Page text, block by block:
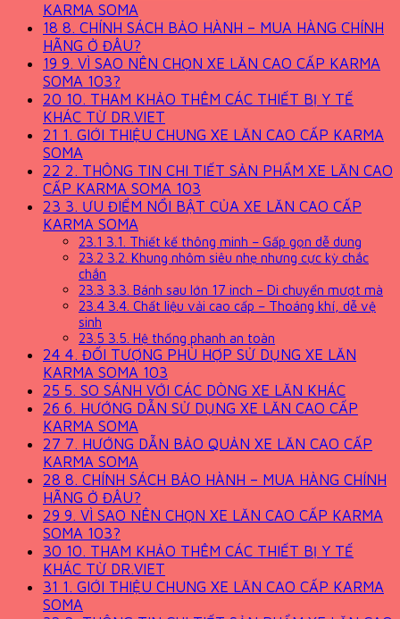
KARMA SOMA
18 8. CHÍNH SÁCH BẢO HÀNH – MUA HÀNG CHÍNH
HÃNG Ở ĐÂU?
19 9. VÌ SAO NÊN CHỌN XE LĂN CAO CẤP KARMA
SOMA 103?
20 10. THAM KHẢO THÊM CÁC THIẾT BỊ Y TẾ
KHÁC TỪ DR.VIET
21 1. GIỚI THIỆU CHUNG XE LĂN CAO CẤP KARMA
SOMA
22 2. THÔNG TIN CHI TIẾT SẢN PHẨM XE LĂN CAO
CẤP KARMA SOMA 103
23 3. ƯU ĐIỂM NỔI BẬT CỦA XE LĂN CAO CẤP
KARMA SOMA
23.1 3.1. Thiết kế thông minh – Gấp gọn dễ dung
23.2 3.2. Khung nhôm siêu nhẹ nhưng cực kỳ chắc
chắn
23.3 3.3. Bánh sau lớn 17 inch – Di chuyển mượt mà
23.4 3.4. Chất liệu vải cao cấp – Thoáng khí, dễ vệ
sinh
23.5 3.5. Hệ thống phanh an toàn
24 4. ĐỐI TƯỢNG PHÙ HỢP SỬ DỤNG XE LĂN
KARMA SOMA 103
25 5. SO SÁNH VỚI CÁC DÒNG XE LĂN KHÁC
26 6. HƯỚNG DẪN SỬ DỤNG XE LĂN CAO CẤP
KARMA SOMA
27 7. HƯỚNG DẪN BẢO QUẢN XE LĂN CAO CẤP
KARMA SOMA
28 8. CHÍNH SÁCH BẢO HÀNH – MUA HÀNG CHÍNH
HÃNG Ở ĐÂU?
29 9. VÌ SAO NÊN CHỌN XE LĂN CAO CẤP KARMA
SOMA 103?
30 10. THAM KHẢO THÊM CÁC THIẾT BỊ Y TẾ
KHÁC TỪ DR.VIET
31 1. GIỚI THIỆU CHUNG XE LĂN CAO CẤP KARMA
SOMA